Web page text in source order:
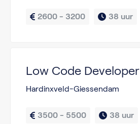
2600 - 3200 38 uur
Low Code Developer
Hardinxveld-Giessendam
3500 - 5500 38 uur